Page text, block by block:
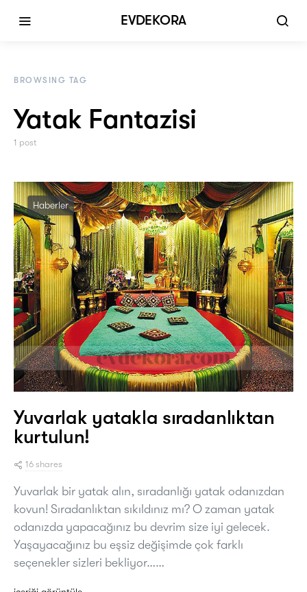
EVDEKORA
BROWSING TAG
Yatak Fantazisi
1 post
Haberler
Yuvarlak yatakla sıradanlıktan
kurtulun!
16 shares
Yuvarlak bir yatak alın, sıradanlığı yatak odanızdan
kovun! Sıradanlıktan sıkıldınız mı? O zaman yatak
odanızda yapacağınız bu devrim size iyi gelecek.
Yaşayacağınız bu eşsiz değişimde çok farklı
seçenekler sizleri bekliyor……